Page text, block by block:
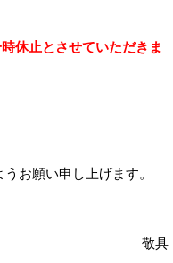
休止とさせていただきま
お願い申し上げます。
敬具